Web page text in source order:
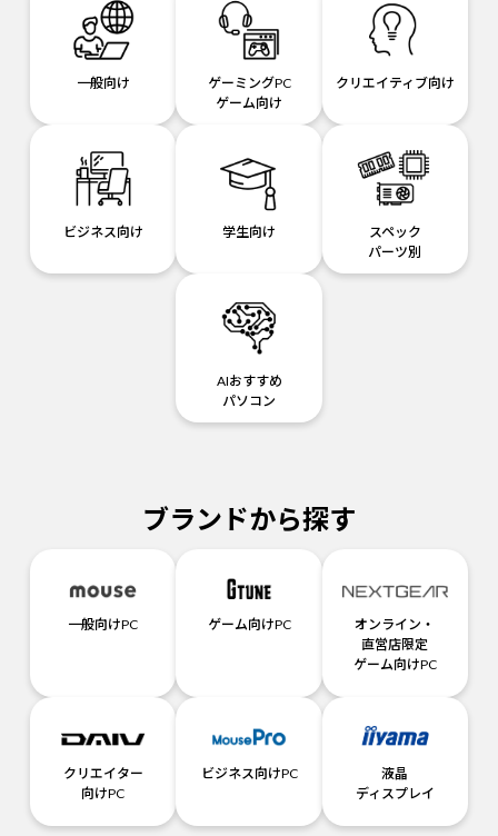
一般向け
ゲーミングPC
ゲーム向け
クリエイティブ向け
ビジネス向け 学生向け
スペック
パーツ別
AIおすすめ
パソコン
ブランドから探す
一般向けPC ゲーム向けPC
オンライン・
直営店限定
ゲーム向けPC
クリエイター
向けPC
ビジネス向けPC
液晶
ディスプレイ